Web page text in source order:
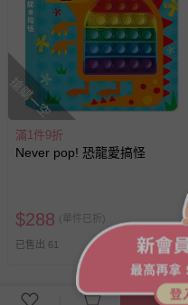
搶購一空
滿1件9折
Never pop! 恐龍愛搞怪
$288 (單件已折)
已售出 61 追蹤